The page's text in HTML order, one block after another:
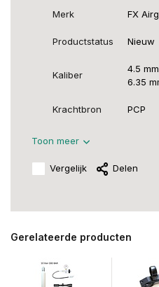
Merk FX
Productstatus Nieuw
Kaliber
4.5
6.35
Krachtbron PCP
Toon meer
Vergelijk Delen
Gerelateerde producten